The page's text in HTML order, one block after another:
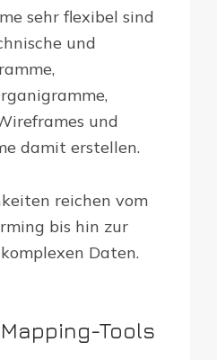
sehr flexibel sind
und
und
damit erstellen.
reichen vom
bis hin zur
Daten.
Tools